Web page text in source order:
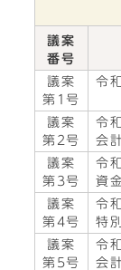
議案
番号
議案
第1号
令
議案
第2号
令
会
議案
第3号
令
資
議案
第4号
令
特
議案
第5号
令
会